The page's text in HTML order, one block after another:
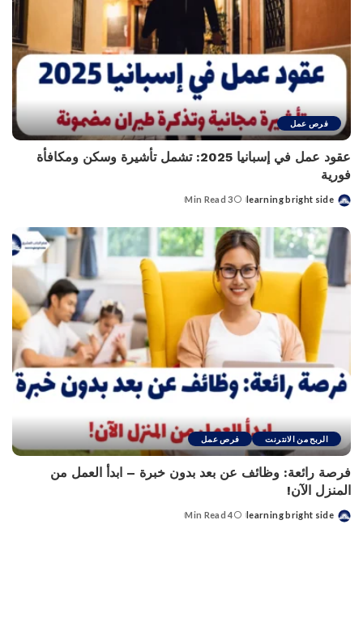
فرص عمل
عقود عمل في إسبانيا 2025: تشمل تأشيرة وسكن ومكافأة
فورية
Posted
learning bright side
3 Min Read
الربح من الانترنت فرص عمل
فرصة رائعة: وظائف عن بعد بدون خبرة – ابدأ العمل من
المنزل الآن!
Posted
learning bright side
4 Min Read